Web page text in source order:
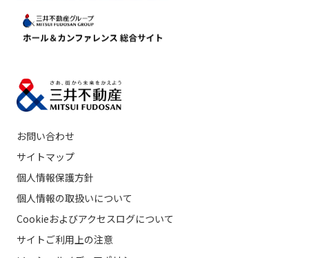
お問い合わせ
サイトマップ
個人情報保護方針
個人情報の取扱いについて
Cookieおよびアクセスログについて
サイトご利用上の注意